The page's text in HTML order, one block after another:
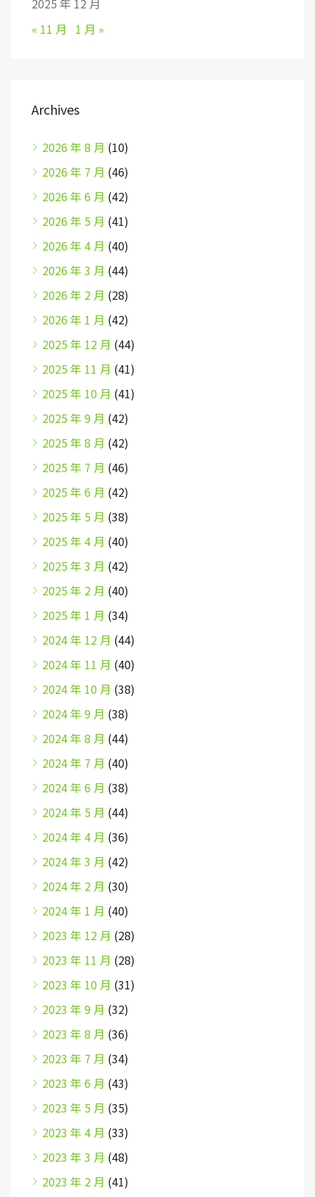
2025 年 12 月
« 11 月
1 月 »
Archives
2026 年 8 月 (10)
2026 年 7 月 (46)
2026 年 6 月 (42)
2026 年 5 月 (41)
2026 年 4 月 (40)
2026 年 3 月 (44)
2026 年 2 月 (28)
2026 年 1 月 (42)
2025 年 12 月 (44)
2025 年 11 月 (41)
2025 年 10 月 (41)
2025 年 9 月 (42)
2025 年 8 月 (42)
2025 年 7 月 (46)
2025 年 6 月 (42)
2025 年 5 月 (38)
2025 年 4 月 (40)
2025 年 3 月 (42)
2025 年 2 月 (40)
2025 年 1 月 (34)
2024 年 12 月 (44)
2024 年 11 月 (40)
2024 年 10 月 (38)
2024 年 9 月 (38)
2024 年 8 月 (44)
2024 年 7 月 (40)
2024 年 6 月 (38)
2024 年 5 月 (44)
2024 年 4 月 (36)
2024 年 3 月 (42)
2024 年 2 月 (30)
2024 年 1 月 (40)
2023 年 12 月 (28)
2023 年 11 月 (28)
2023 年 10 月 (31)
2023 年 9 月 (32)
2023 年 8 月 (36)
2023 年 7 月 (34)
2023 年 6 月 (43)
2023 年 5 月 (35)
2023 年 4 月 (33)
2023 年 3 月 (48)
2023 年 2 月 (41)